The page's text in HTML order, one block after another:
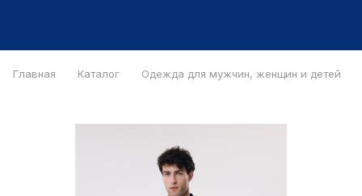
Главная Каталог Одежда для мужчин, женщин и детей